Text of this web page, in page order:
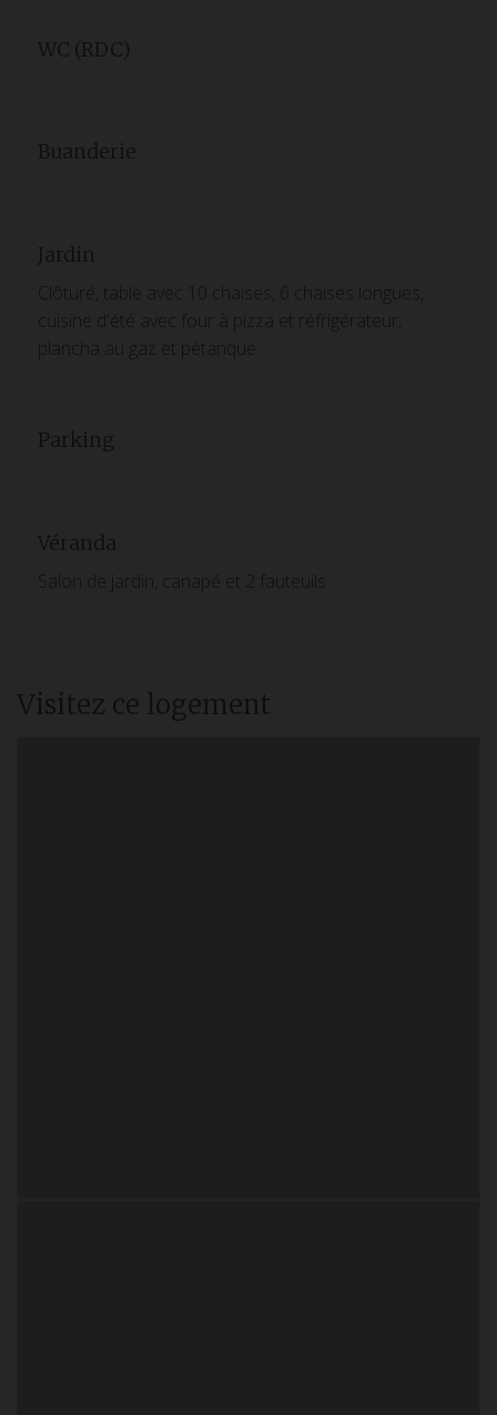
WC (RDC)
Buanderie
Jardin
Clôturé, table avec 10 chaises, 6 chaises longues,
cuisine d'été avec four à pizza et réfrigérateur,
plancha au gaz et pétanque.
Parking
Véranda
Salon de jardin, canapé et 2 fauteuils
Visitez ce logement